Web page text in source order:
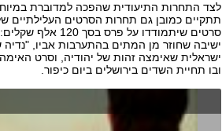
לצד התחרות התיעודית שהפכה למדוברת
תתקיים כמובן גם תחרות הסרטים העלילתיים
סרטים שיתמודדו על
ישיבה שחוזר מן המתים בהתערבות אביו,
ישראלית שאימצה זהות של יהודיה, וסרט האימה
ובו תחיית השדים בירושלים ביום כיפור.